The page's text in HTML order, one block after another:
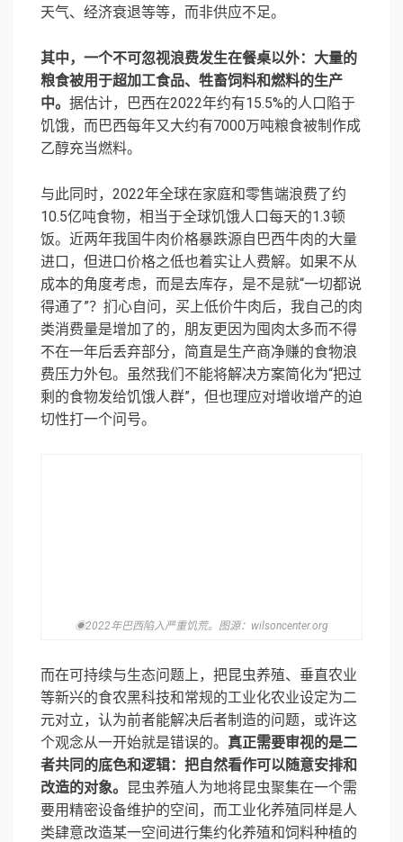
天气、经济衰退等等，而非供应不足。
其中，一个不可忽视浪费发生在餐桌以外：大量的
粮食被用于超加工食品、牲畜饲料和燃料的生产
中。 据估计，巴西在2022年约有15.5%的人口陷于
饥饿，而巴西每年又大约有7000万吨粮食被制作成
乙醇充当燃料。
与此同时，2022年全球在家庭和零售端浪费了约
10.5亿吨⻝物，相当于全球饥饿人口每天的1.3顿
饭。近两年我国牛肉价格暴跌源自巴西牛肉的大量
进口，但进口价格之低也着实让人费解。如果不从
成本的角度考虑，而是去库存，是不是就“一切都说
得通了”？扪心自问，买上低价牛肉后，我自己的肉
类消费量是增加了的，朋友更因为囤肉太多而不得
不在一年后丢弃部分，简直是生产商净赚的食物浪
费压力外包。虽然我们不能将解决方案简化为“把过
剩的食物发给饥饿人群”，但也理应对增收增产的迫
切性打一个问号。
◉2022年巴西陷入严重饥荒。图源：wilsoncenter.org
而在可持续与生态问题上，把昆虫养殖、垂直农业
等新兴的食农黑科技和常规的工业化农业设定为二
元对立，认为前者能解决后者制造的问题，或许这
个观念从一开始就是错误的。 真正需要审视的是二
者共同的底色和逻辑：把自然看作可以随意安排和
改造的对象。 昆虫养殖人为地将昆虫聚集在一个需
要用精密设备维护的空间，而工业化养殖同样是人
类肆意改造某一空间进行集约化养殖和饲料种植的